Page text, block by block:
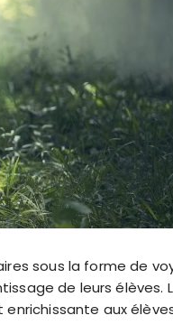
sous la forme de
de leurs élèves.
aux